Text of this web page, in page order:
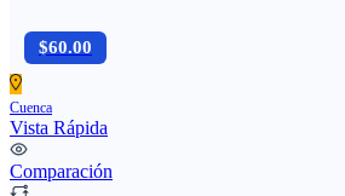
$60.00
Cuenca
Vista Rápida
Comparación